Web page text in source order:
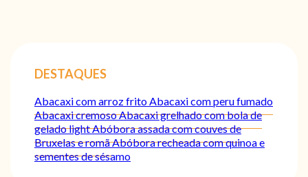
DESTAQUES
Abacaxi com arroz frito Abacaxi com peru fumado
Abacaxi cremosoAbacaxi grelhado com bola de
gelado lightAbóbora assada com couves de
Bruxelas e romãAbóbora recheada com quinoa e
sementes de sésamo